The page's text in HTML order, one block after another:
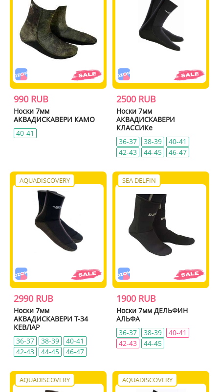
990 RUB
Носки 7мм
АКВАДИСКАВЕРИ КАМО
40-41
2500 RUB
Носки 7мм
АКВАДИСКАВЕРИ
КЛАССИКе
36-37
38-39
40-41
42-43
44-45 46-47
AQUADISCOVERY
2990 RUB
Носки 7мм
АКВАДИСКАВЕРИ Т-34
КЕВЛАР
36-37
38-39
40-41
42-43
44-45 46-47
SEA DELFIN
1900 RUB
Носки 7мм ДЕЛЬФИН
АЛЬФА
36-37
38-39
40-41
42-43
44-45
AQUADISCOVERY AQUADISCOVERY